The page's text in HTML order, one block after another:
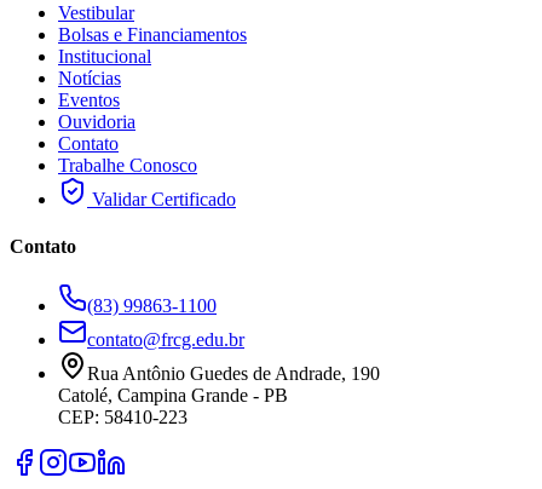
Vestibular
Bolsas e Financiamentos
Institucional
Notícias
Eventos
Ouvidoria
Contato
Trabalhe Conosco
Validar Certificado
Contato
(83) 99863-1100
contato@frcg.edu.br
Rua Antônio Guedes de Andrade, 190
Catolé, Campina Grande - PB
CEP: 58410-223